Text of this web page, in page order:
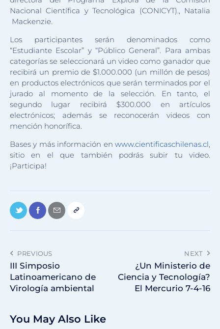
Nacional Científica y Tecnológica (CONICYT)., Natalia
Mackenzie.
Los participantes serán denominados como
“Estudiante Escolar” y “Público General”. Para ambas
categorías se seleccionará un video como ganador que
recibirá un premio de $1.000.000 (un millón de pesos)
en productos electrónicos que serán terminados por el
jurado al momento de la selección. En tanto, el
segundo lugar recibirá $300.000 en artículos
electrónicos; además se reconocerán videos con
mención honorífica.
Bases y más información en www.cientificaschilenas.cl,
sitio en el que también podrás subir tu video.
¡Participa!
PREVIOUS
III Simposio
Latinoamericano de
Virología ambiental
NEXT
¿Un Ministerio de
Ciencia y Tecnología?
El Mercurio 7-4-16
You May Also Like